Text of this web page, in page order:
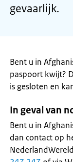
gevaarlijk.
Bent u in
paspoort kwijt?
is gesloten en
In geval van
Bent u in
dan contact op